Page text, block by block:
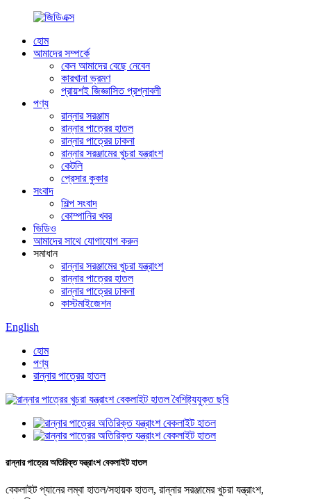
হোম
আমাদের সম্পর্কে
কেন আমাদের বেছে নেবেন
কারখানা ভ্রমণ
প্রায়শই জিজ্ঞাসিত প্রশ্নাবলী
পণ্য
রান্নার সরঞ্জাম
রান্নার পাত্রের হাতল
রান্নার পাত্রের ঢাকনা
রান্নার সরঞ্জামের খুচরা যন্ত্রাংশ
কেটলি
প্রেসার কুকার
সংবাদ
শিল্প সংবাদ
কোম্পানির খবর
ভিডিও
আমাদের সাথে যোগাযোগ করুন
সমাধান
রান্নার সরঞ্জামের খুচরা যন্ত্রাংশ
রান্নার পাত্রের হাতল
রান্নার পাত্রের ঢাকনা
কাস্টমাইজেশন
English
হোম
পণ্য
রান্নার পাত্রের হাতল
রান্নার পাত্রের অতিরিক্ত যন্ত্রাংশ বেকলাইট হাতল
বেকলাইট প্যানের লম্বা হাতল/সহায়ক হাতল, রান্নার সরঞ্জামের খুচরা যন্ত্রাংশ,